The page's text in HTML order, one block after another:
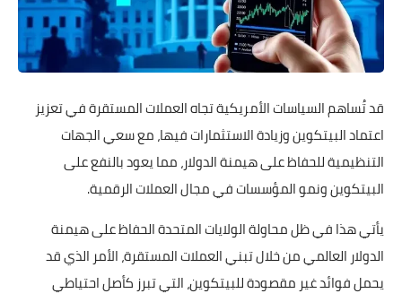
قد تُساهم السياسات الأمريكية تجاه العملات المستقرة في تعزيز
اعتماد البيتكوين وزيادة الاستثمارات فيها، مع سعي الجهات
التنظيمية للحفاظ على هيمنة الدولار، مما يعود بالنفع على
البيتكوين ونمو المؤسسات في مجال العملات الرقمية.
يأتي هذا في ظل محاولة الولايات المتحدة الحفاظ على هيمنة
الدولار العالمي من خلال تبني العملات المستقرة، الأمر الذي قد
يحمل فوائد غير مقصودة للبيتكوين، التي تبرز كأصل احتياطي